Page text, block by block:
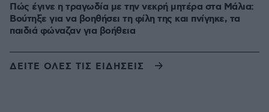
Πώς έγινε η τραγωδία με την νεκρή μητέρα στα Μάλια:
Βούτηξε για να βοηθήσει τη φίλη της και πνίγηκε, τα
παιδιά φώναζαν για βοήθεια
ΔΕΙΤΕ ΟΛΕΣ ΤΙΣ ΕΙΔΗΣΕΙΣ